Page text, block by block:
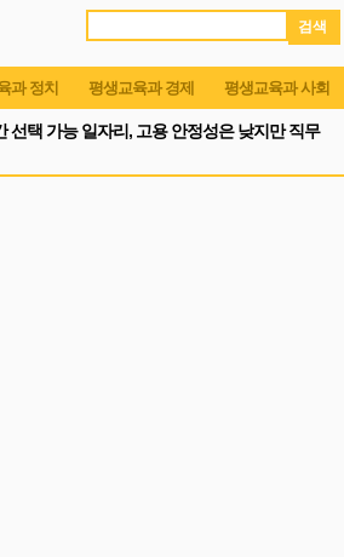
검 색
과 정치 평생교육과 경제 평생교육과 사회
선택 가능 일자리, 고용 안정성은 낮지만 직무